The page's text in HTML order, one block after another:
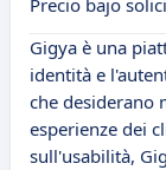
Precio bajo
Gigya è una
identità e
che desiderano
esperienze dei
sull'usabilità,